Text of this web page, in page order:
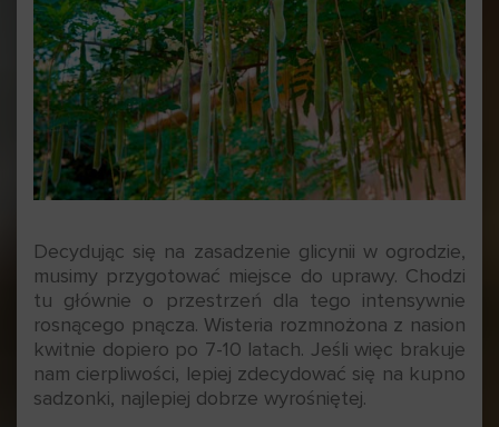
Decydując się na zasadzenie glicynii w ogrodzie,
musimy przygotować miejsce do uprawy. Chodzi
tu głównie o przestrzeń dla tego intensywnie
rosnącego pnącza. Wisteria rozmnożona z nasion
kwitnie dopiero po 7-10 latach. Jeśli więc brakuje
nam cierpliwości, lepiej zdecydować się na kupno
sadzonki, najlepiej dobrze wyrośniętej.